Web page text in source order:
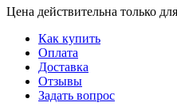
Цена действительна только
Как купить
Оплата
Доставка
Отзывы
Задать вопрос